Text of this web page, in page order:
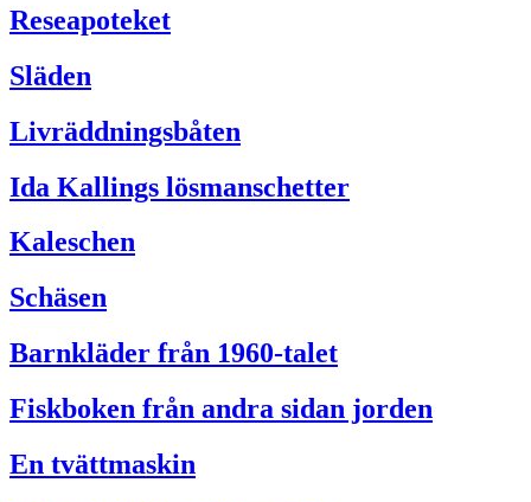
Reseapoteket
Släden
Livräddningsbåten
Ida Kallings lösmanschetter
Kaleschen
Schäsen
Barnkläder från 1960-talet
Fiskboken från andra sidan jorden
En tvättmaskin